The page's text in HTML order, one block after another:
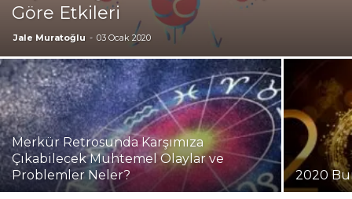
Göre Etkileri
Jale Muratoğlu - 03 Ocak 2020
Merkür Retrosunda Karşımıza
Çıkabilecek Muhtemel Olaylar ve
Problemler Neler?
2020